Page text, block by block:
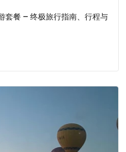
套餐 – 终极旅行指南、行程与